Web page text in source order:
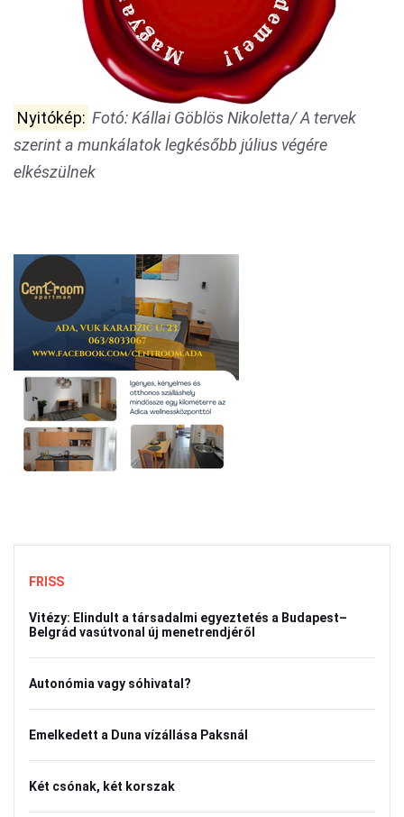
Nyitókép: Fotó: Kállai Göblös Nikoletta/ A tervek
szerint a munkálatok legkésőbb július végére
elkészülnek
FRISS
Vitézy: Elindult a társadalmi egyeztetés a Budapest–
Belgrád vasútvonal új menetrendjéről
Autonómia vagy sóhivatal?
Emelkedett a Duna vízállása Paksnál
Két csónak, két korszak